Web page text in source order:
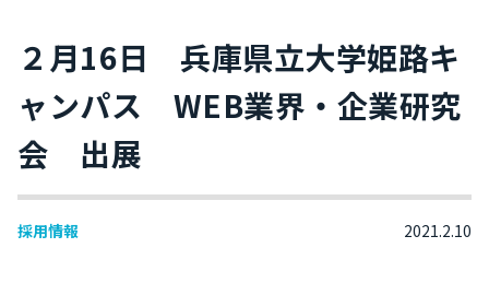
２月16日 兵庫県立大学姫路キ
ャンパス WEB業界・企業研究
会 出展
採用情報 2021.2.10